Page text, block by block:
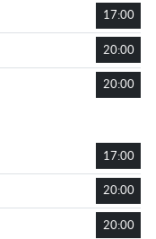
17:00
20:00
20:00
17:00
20:00
20:00